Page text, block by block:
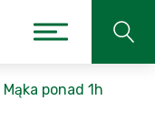
Mąka ponad 1h